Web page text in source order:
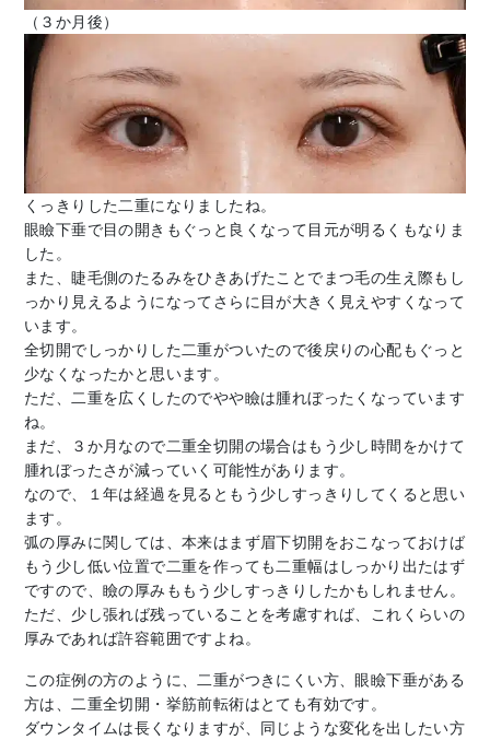
（３か月後）
くっきりした二重になりましたね。
眼瞼下垂で目の開きもぐっと良くなって目元が明るくもなりま
した。
また、睫毛側のたるみをひきあげたことでまつ毛の生え際もし
っかり見えるようになってさらに目が大きく見えやすくなって
います。
全切開でしっかりした二重がついたので後戻りの心配もぐっと
少なくなったかと思います。
ただ、二重を広くしたのでやや瞼は腫れぼったくなっています
ね。
まだ、３か月なので二重全切開の場合はもう少し時間をかけて
腫れぼったさが減っていく可能性があります。
なので、１年は経過を見るともう少しすっきりしてくると思い
ます。
弧の厚みに関しては、本来はまず眉下切開をおこなっておけば
もう少し低い位置で二重を作っても二重幅はしっかり出たはず
ですので、瞼の厚みももう少しすっきりしたかもしれません。
ただ、少し張れば残っていることを考慮すれば、これくらいの
厚みであれば許容範囲ですよね。
この症例の方のように、二重がつきにくい方、眼瞼下垂がある
方は、二重全切開・挙筋前転術はとても有効です。
ダウンタイムは長くなりますが、同じような変化を出したい方